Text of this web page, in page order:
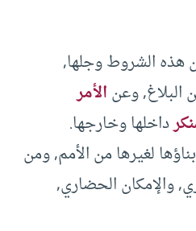
هذه الشروط وجلها,
وعنالأمر
داخلها وخارجها.
لغيرها من الأمم, ومن
والإمكان الحضاري,